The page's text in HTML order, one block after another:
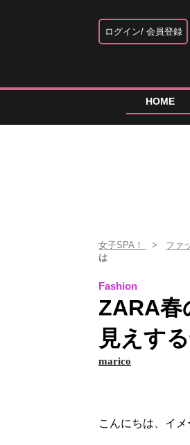
ログイン 会員登録
HOME
女子SPA！ ファ
は
Fashion
ZARA春
見えす
marico
こんにちは、イ